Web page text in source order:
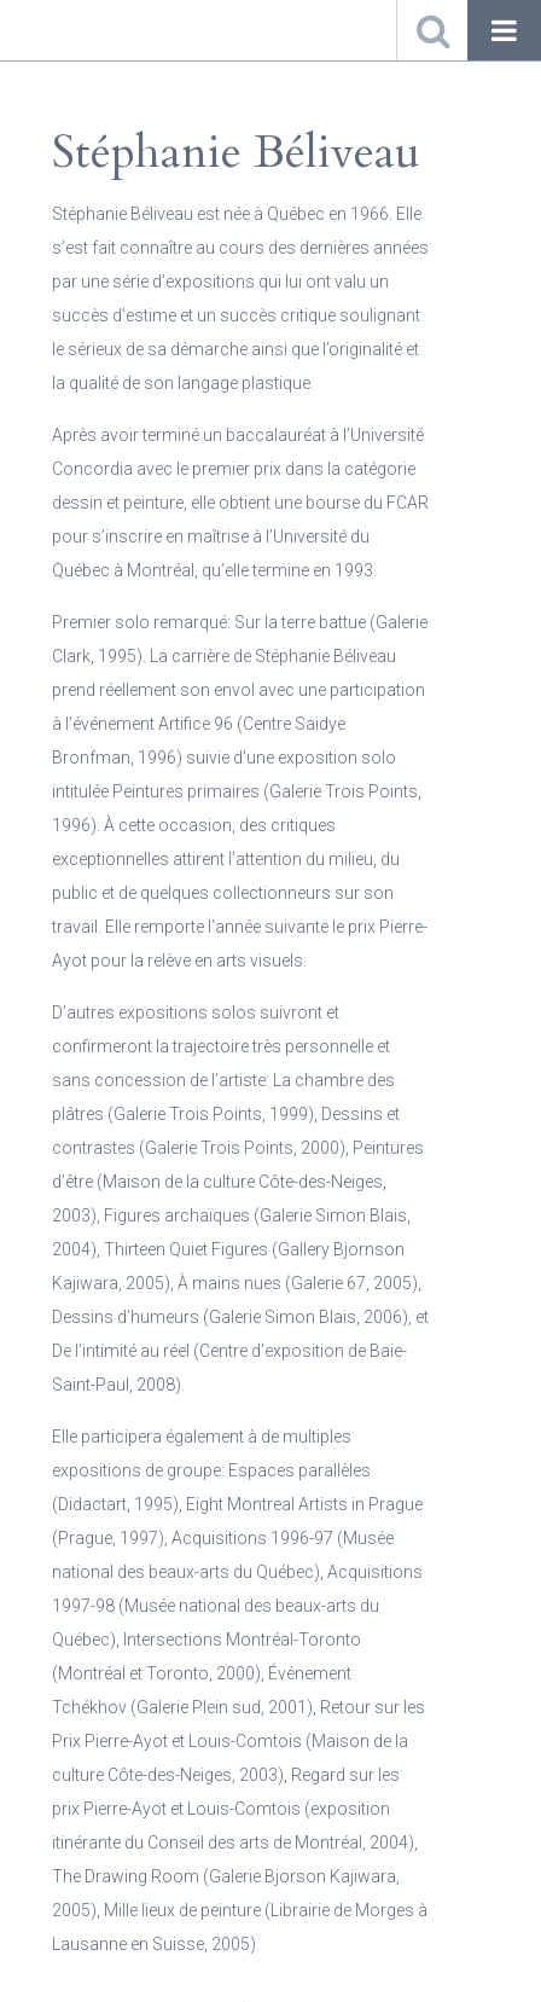
Stéphanie Béliveau
Stéphanie Béliveau est née à Québec en 1966. Elle
s’est fait connaître au cours des dernières années
par une série d’expositions qui lui ont valu un
succès d’estime et un succès critique soulignant
le sérieux de sa démarche ainsi que l’originalité et
la qualité de son langage plastique.
Après avoir terminé un baccalauréat à l’Université
Concordia avec le premier prix dans la catégorie
dessin et peinture, elle obtient une bourse du FCAR
pour s’inscrire en maîtrise à l’Université du
Québec à Montréal, qu’elle termine en 1993.
Premier solo remarqué: Sur la terre battue (Galerie
Clark, 1995). La carrière de Stéphanie Béliveau
prend réellement son envol avec une participation
à l’événement Artifice 96 (Centre Saidye
Bronfman, 1996) suivie d’une exposition solo
intitulée Peintures primaires (Galerie Trois Points,
1996). À cette occasion, des critiques
exceptionnelles attirent l’attention du milieu, du
public et de quelques collectionneurs sur son
travail. Elle remporte l’année suivante le prix Pierre-
Ayot pour la relève en arts visuels.
D’autres expositions solos suivront et
confirmeront la trajectoire très personnelle et
sans concession de l’artiste: La chambre des
plâtres (Galerie Trois Points, 1999), Dessins et
contrastes (Galerie Trois Points, 2000), Peintures
d’être (Maison de la culture Côte-des-Neiges,
2003), Figures archaïques (Galerie Simon Blais,
2004), Thirteen Quiet Figures (Gallery Bjornson
Kajiwara, 2005), À mains nues (Galerie 67, 2005),
Dessins d’humeurs (Galerie Simon Blais, 2006), et
De l’intimité au réel (Centre d’exposition de Baie-
Saint-Paul, 2008).
Elle participera également à de multiples
expositions de groupe: Espaces parallèles
(Didactart, 1995), Eight Montreal Artists in Prague
(Prague, 1997), Acquisitions 1996-97 (Musée
national des beaux-arts du Québec), Acquisitions
1997-98 (Musée national des beaux-arts du
Québec), Intersections Montréal-Toronto
(Montréal et Toronto, 2000), Événement
Tchékhov (Galerie Plein sud, 2001), Retour sur les
Prix Pierre-Ayot et Louis-Comtois (Maison de la
culture Côte-des-Neiges, 2003), Regard sur les
prix Pierre-Ayot et Louis-Comtois (exposition
itinérante du Conseil des arts de Montréal, 2004),
The Drawing Room (Galerie Bjorson Kajiwara,
2005), Mille lieux de peinture (Librairie de Morges à
Lausanne en Suisse, 2005).